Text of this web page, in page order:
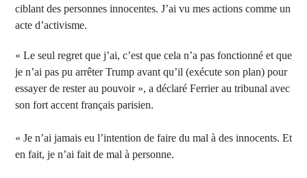
ciblant des personnes innocentes. J’ai vu mes actions comme un
acte d’activisme.
« Le seul regret que j’ai, c’est que cela n’a pas fonctionné et que
je n’ai pas pu arrêter Trump avant qu’il (exécute son plan) pour
essayer de rester au pouvoir », a déclaré Ferrier au tribunal avec
son fort accent français parisien.
« Je n’ai jamais eu l’intention de faire du mal à des innocents. Et
en fait, je n’ai fait de mal à personne.